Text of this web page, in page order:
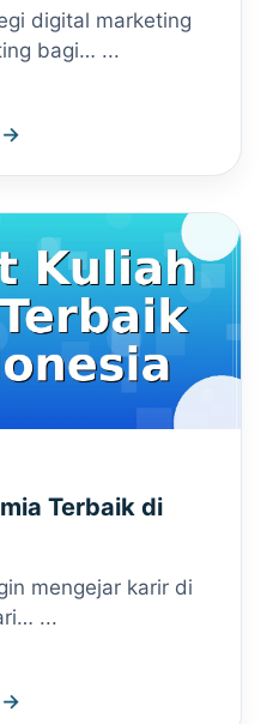
digital marketing
bagi… ...
→
Terbaik di
mengejar karir di
...
→